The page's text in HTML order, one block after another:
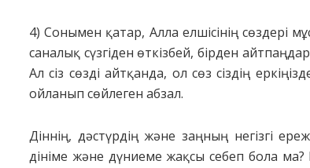
4) Сонымен қатар, Алла елшісінің сөздері
саналық сүзгіден өткізбей, бірден
Ал сіз сөзді айтқанда, ол сөз сіздің
ойланып сөйлеген абзал.
Діннің, дәстүрдің және заңның негізгі
дініме және дүниеме жақсы себеп бола